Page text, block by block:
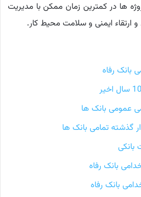
ها در کمترین زمان ممکن با مدیریت
ارتقاء ایمنی و سلامت محیط کار.
بانک رفاه
عمومی بانک ها
گذشته تمامی بانک ها
بانکی
بانک رفاه
بانک رفاه